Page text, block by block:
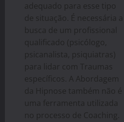
adequado para esse tipo
de situação. É necessária a
busca de um profissional
qualificado (psicólogo,
psicanalista, psiquiatras)
para lidar com Traumas
específicos. A Abordagem
da Hipnose também não é
uma ferramenta utilizada
no processo de Coaching.